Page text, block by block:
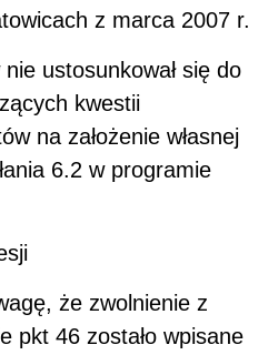
z marca 2007 r.
ustosunkował się do
kwestii
na założenie własnej
6.2 w programie
że zwolnienie z
pkt 46 zostało wpisane